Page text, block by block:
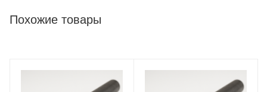
Похожие товары